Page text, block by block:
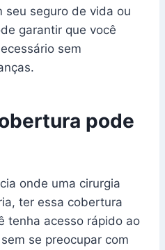
seu seguro de vida ou
garantir que você
sem
pode
onde uma cirurgia
ter essa cobertura
tenha acesso rápido ao
se preocupar com